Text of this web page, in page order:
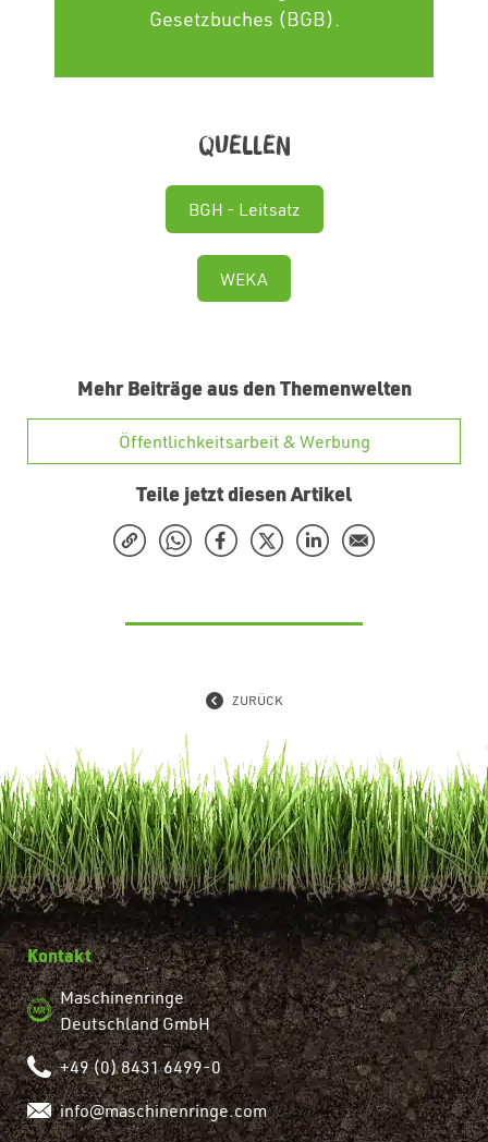
Gesetzbuches (BGB).
QuelleN
BGH - Leitsatz
WEKA
Mehr Beiträge aus den Themenwelten
Öffentlichkeitsarbeit & Werbung
Teile jetzt diesen Artikel
ZURÜCK
Kontakt
Maschinenringe
Deutschland GmbH
+49 (0) 8431 6499-0
info@maschinenringe.com